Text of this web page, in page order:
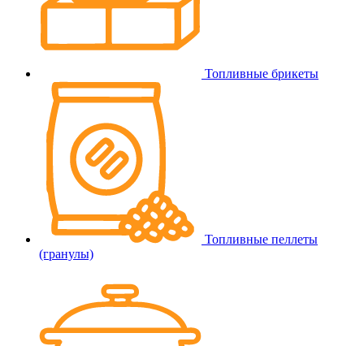
Топливные брикеты
Топливные пеллеты
(гранулы)